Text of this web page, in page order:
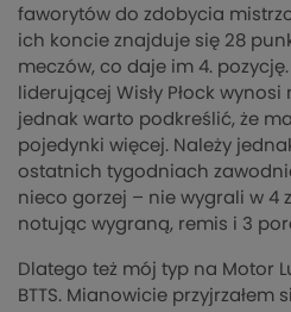
faworytów do zdobycia
ich koncie znajduje się 28
meczów, co daje im 4. pozycję.
liderującej Wisły Płock
jednak warto podkreślić, że
pojedynki więcej. Należy
ostatnich tygodniach
nieco gorzej – nie wygrali w 4
notując wygraną, remis i 3
Dlatego też mój typ na Motor
BTTS. Mianowicie przyjrzałem